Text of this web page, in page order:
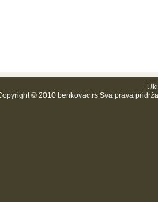
© 2010 benkovac.rs Sva prava